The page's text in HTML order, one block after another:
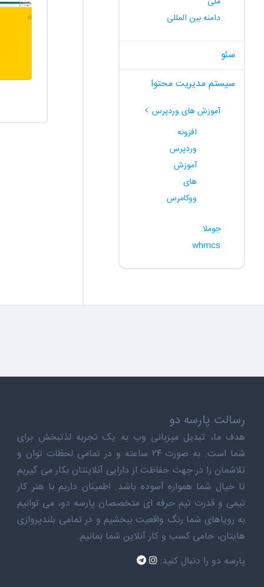
دامنه بین المللی
سئو
سیستم مدیریت محتوا
آموزش های وردپرس
افزونه
وردپرس
آموزش
های
ووکامرس
جوملا
whmcs
رسالت پارسه دو
هدف ما، تبدیل میزبانی وب به یک تجربه لذتبخش برای
شما است. به صورت ۲۴ ساعته و در تمامی لحظات توان و
تلاشمان را در جهت حفاظت از دارایی آنلاینتان بکار می گیریم
تا خیال شما همواره آسوده باشد. اطمینان داریم با هنر کار
تیمی و قدرت تیم حرفه ای متخصصان پارسه دو، می توانیم
به رویاهای شما رنگ واقعیت ببخشیم و در تمامی بلندپروازی
هایتان، حامی کسب و کار آنلاین شما بمانیم.
پارسه دو را دنبال کنید: